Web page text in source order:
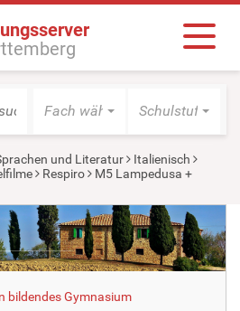
Fach wählen Schulstufe
und Literatur
Italienisch
Respiro
M5 Lampedusa +
bildendes Gymnasium